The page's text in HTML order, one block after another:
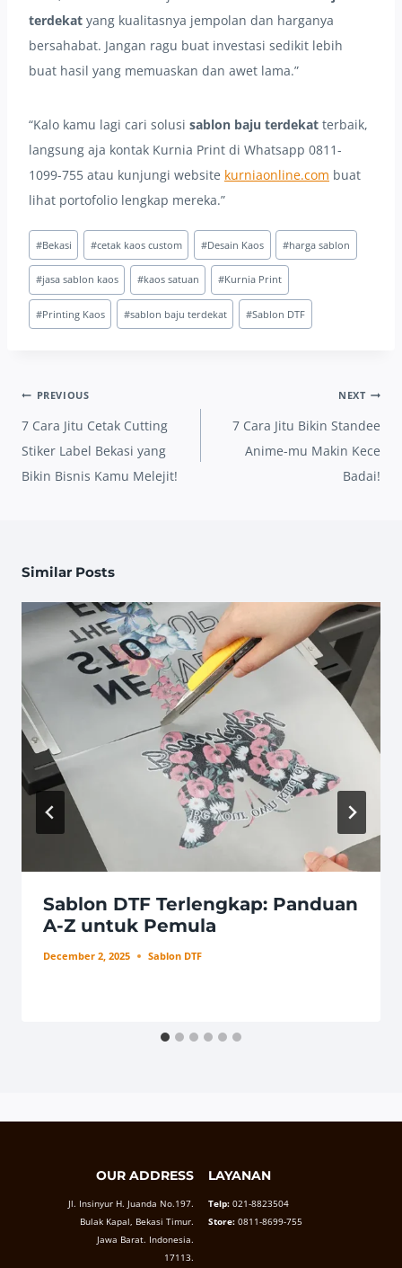
terdekat yang kualitasnya jempolan dan harganya
bersahabat. Jangan ragu buat investasi sedikit lebih
buat hasil yang memuaskan dan awet lama.”
“Kalo kamu lagi cari solusi sablon baju terdekat terbaik,
langsung aja kontak Kurnia Print di Whatsapp 0811-
1099-755 atau kunjungi website kurniaonline.com buat
lihat portofolio lengkap mereka.”
Post
Tags:
#Bekasi #cetak kaos custom #Desain Kaos #harga sablon
#jasa sablon kaos #kaos satuan #Kurnia Print
#Printing Kaos #sablon baju terdekat #Sablon DTF
PostPREVIOUS
7 Cara Jitu Cetak Cutting
Stiker Label Bekasi yang
Bikin Bisnis Kamu Melejit!
NEXT
7 Cara Jitu Bikin Standee
Anime-mu Makin Kece
Badai!
Similar Posts
Sablon DTF Terlengkap: Panduan
A-Z untuk Pemula
December 2, 2025 Sablon DTF
OUR ADDRESS
Jl. Insinyur H. Juanda No.197.
Bulak Kapal, Bekasi Timur.
Jawa Barat. Indonesia.
17113.
LAYANAN
Telp: 021-8823504
Store: 0811-8699-755